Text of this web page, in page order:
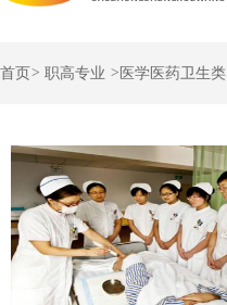
首页 > 职高专业 > 医学医药卫生类